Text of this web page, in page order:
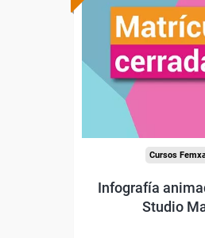
Cursos
Infografía
Studio